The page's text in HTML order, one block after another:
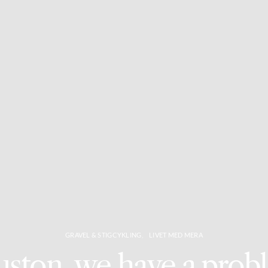
GRAVEL & STIGCYKLING LIVET MED MERA